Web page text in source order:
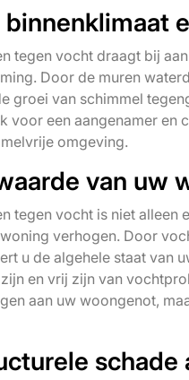
tegen vocht draagt bij
Door de muren
groei van schimmel
voor een aangenamer
omgeving.
van uw
tegen vocht is niet
verhogen. Door
u de algehele staat van
en vrij zijn van
aan uw woongenot,
schade